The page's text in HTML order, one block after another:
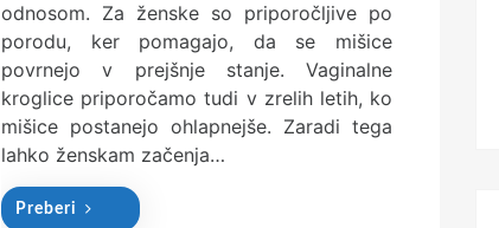
odnosom. Za ženske so priporočljive po
porodu, ker pomagajo, da se mišice
povrnejo v prejšnje stanje. Vaginalne
kroglice priporočamo tudi v zrelih letih, ko
mišice postanejo ohlapnejše. Zaradi tega
lahko ženskam začenja…
Preberi